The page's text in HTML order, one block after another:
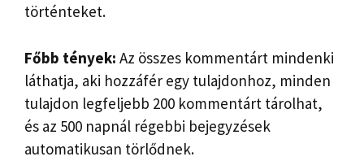
történteket.
Főbb tények: Az összes kommentárt mindenki
láthatja, aki hozzáfér egy tulajdonhoz, minden
tulajdon legfeljebb 200 kommentárt tárolhat,
és az 500 napnál régebbi bejegyzések
automatikusan törlődnek.